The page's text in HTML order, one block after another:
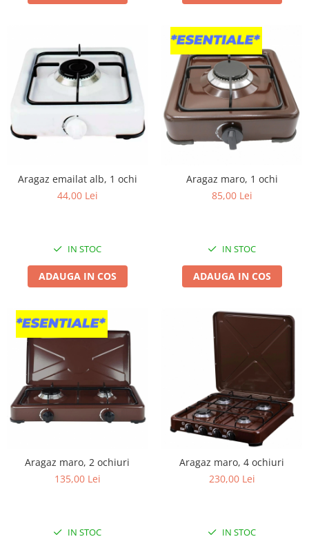
Aragaz emailat alb, 1 ochi
44,00 Lei
IN STOC
ADAUGA IN COS
Aragaz maro, 1 ochi
85,00 Lei
IN STOC
ADAUGA IN COS
Aragaz maro, 2 ochiuri
135,00 Lei
IN STOC
Aragaz maro, 4 ochiuri
230,00 Lei
IN STOC